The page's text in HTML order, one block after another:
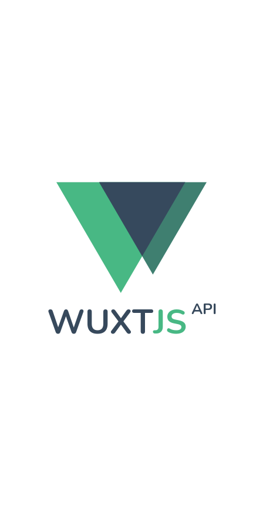
WUXTJS API